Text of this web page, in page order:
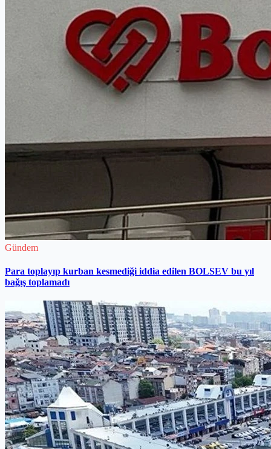
Gündem
Para toplayıp kurban kesmediği iddia edilen BOLSEV bu yıl
bağış toplamadı